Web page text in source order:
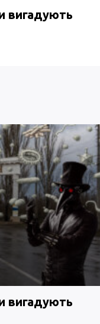
вигадують
вигадують